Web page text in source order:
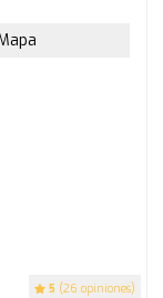
5 (26 opiniones)